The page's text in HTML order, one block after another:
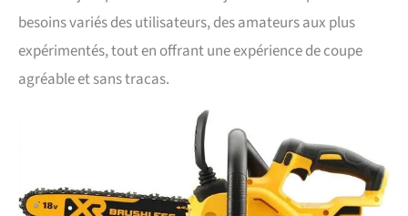
besoins variés des utilisateurs, des amateurs aux plus
expérimentés, tout en offrant une expérience de coupe
agréable et sans tracas.